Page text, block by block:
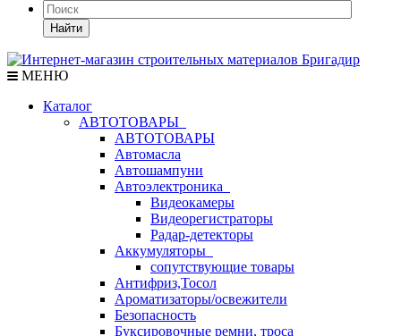
Найти
МЕНЮ
Каталог
АВТОТОВАРЫ
АВТОТОВАРЫ
Автомасла
Автошампуни
Автоэлектроника
Видеокамеры
Видеорегистраторы
Радар-детекторы
Аккумуляторы
сопутствующие товары
Антифриз,Тосол
Ароматизаторы/освежители
Безопасность
Буксировочные ремни, троса